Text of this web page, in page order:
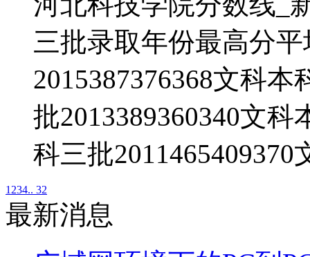
三批录取年份最高分
2015387376368文科
批2013389360340文科
科三批2011465409370
1 234.. 32
最新消息